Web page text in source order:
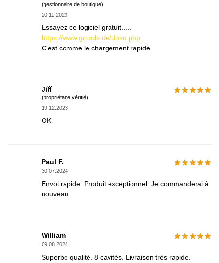
(gestionnaire de boutique)
20.11.2023
Essayez ce logiciel gratuit.....
https://www.grtools.de/doku.php
C'est comme le chargement rapide.
Jiří
(propriétaire vérifié)
19.12.2023
OK
Paul F.
30.07.2024
Envoi rapide. Produit exceptionnel. Je commanderai à
nouveau.
William
09.08.2024
Superbe qualité. 8 cavités. Livraison très rapide.